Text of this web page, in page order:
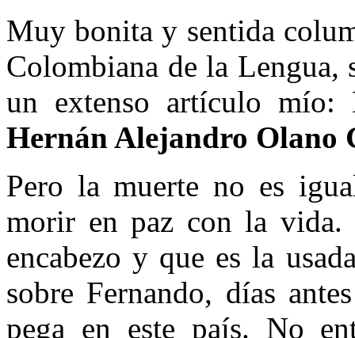
Muy bonita y sentida
Colombiana de la Lengua,
un extenso artículo mío:
Hernán Alejandro Olano
Pero la muerte no es
morir en paz con la vida.
encabezo y que es la
sobre Fernando, días
pega en este país. No